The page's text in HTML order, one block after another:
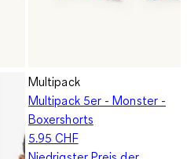
Multipack
Multipack 5er - Monster -
Boxershorts
5.95 CHF